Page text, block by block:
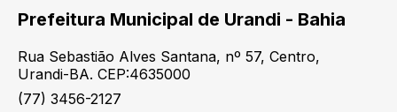
Prefeitura Municipal de Urandi - Bahia
Rua Sebastião Alves Santana, nº 57, Centro,
Urandi-BA. CEP:4635000
(77) 3456-2127